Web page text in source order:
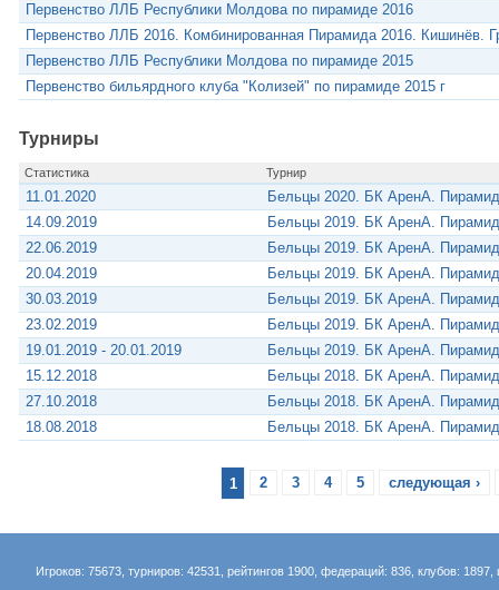
Первенство ЛЛБ Республики Молдова по пирамиде 2016
Первенство ЛЛБ 2016. Комбинированная Пирамида 2016. Кишинёв.
Первенство ЛЛБ Республики Молдова по пирамиде 2015
Первенство бильярдного клуба "Колизей" по пирамиде 2015 г
Турниры
Статистика Турнир
11.01.2020
Бельцы 2020. БК АренА.
14.09.2019
Бельцы 2019. БК АренА.
22.06.2019
Бельцы 2019. БК АренА.
20.04.2019
Бельцы 2019. БК АренА.
30.03.2019
Бельцы 2019. БК АренА.
23.02.2019
Бельцы 2019. БК АренА.
19.01.2019 - 20.01.2019
Бельцы 2019. БК АренА.
15.12.2018
Бельцы 2018. БК АренА.
27.10.2018
Бельцы 2018. БК АренА.
18.08.2018
Бельцы 2018. БК АренА.
1 2 3 4 5 следующая ›
Игроков: 75673, турниров: 42531, рейтингов 1900, федераций: 836, клубов: